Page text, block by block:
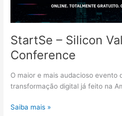
StartSe – Silicon
Conference
O maior e mais audacioso evento
transformação digital já feito na
StartSe
Saiba mais »